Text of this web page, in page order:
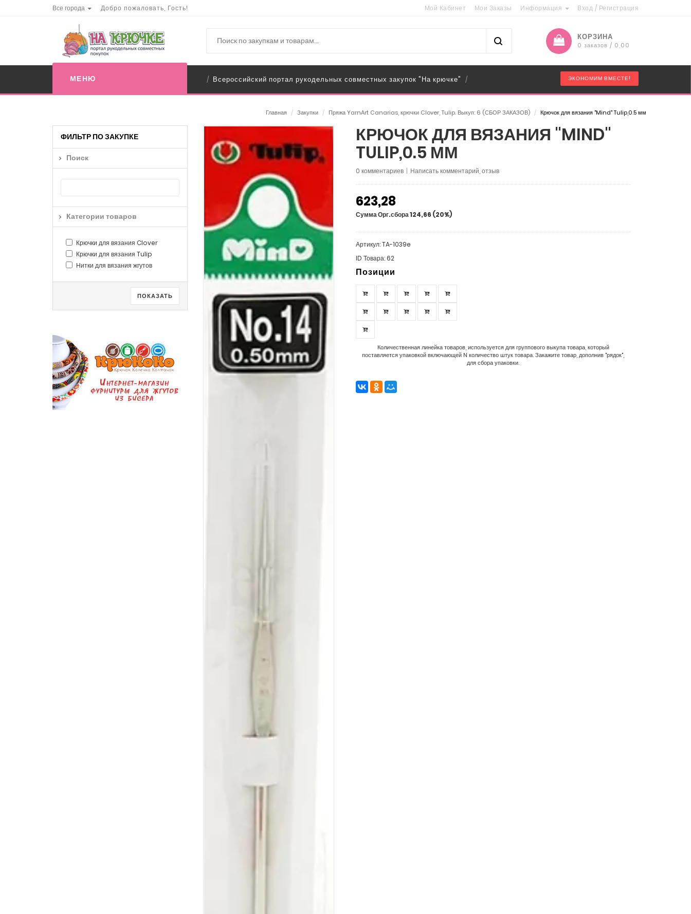
Все города Добро пожаловать, Гость! Мой Кабинет Мои Заказы Информация Вход / Регистрация
КОРЗИНА
0 заказов / 0,00
МЕНЮ / Всероссийский портал рукодельных совместных закупок "На крючке" / ЭКОНОМИМ ВМЕСТЕ!
Главная / Закупки / Пряжа YarnArt Canarias, крючки Clover, Tulip. Выкуп: 6 (СБОР ЗАКАЗОВ) / Крючок для вязания "Mind" Tulip,0.5 мм
КРЮЧОК ДЛЯ ВЯЗАНИЯ "MIND"
TULIP,0.5 ММ
0 комментариев | Написать комментарий, отзыв
623,28
Сумма Орг.сбора 124,66 (20%)
Артикул: TA-1039e
ID Товара: 62
Позиции
Количественная линейка товаров, используется для группового выкупа товара, который
поставляется упаковкой включающей N количество штук товара. Закажите товар, дополнив "рядок",
для сбора упаковки.
ФИЛЬТР ПО ЗАКУПКЕ
Поиск
Категории товаров
Крючки для вязания Clover
Крючки для вязания Tulip
Нитки для вязания жгутов
ПОКАЗАТЬ